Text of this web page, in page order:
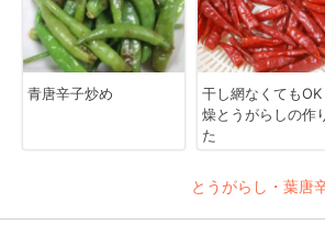
青唐辛子炒め
干し網なくてもOK
燥とうがらしの作
た
とうがらし・葉唐